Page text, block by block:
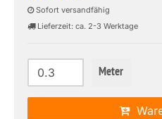
Sofort versandfähig
Lieferzeit: ca. 2-3 Werktage
Meter